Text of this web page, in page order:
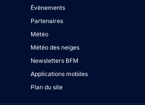
Évènements
Partenaires
Météo
Météo des neiges
Newsletters BFM
Applications mobiles
Plan du site